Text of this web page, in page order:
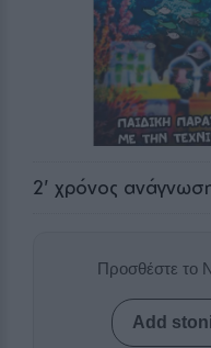
2' χρόνος
Προσθέστε το
Add